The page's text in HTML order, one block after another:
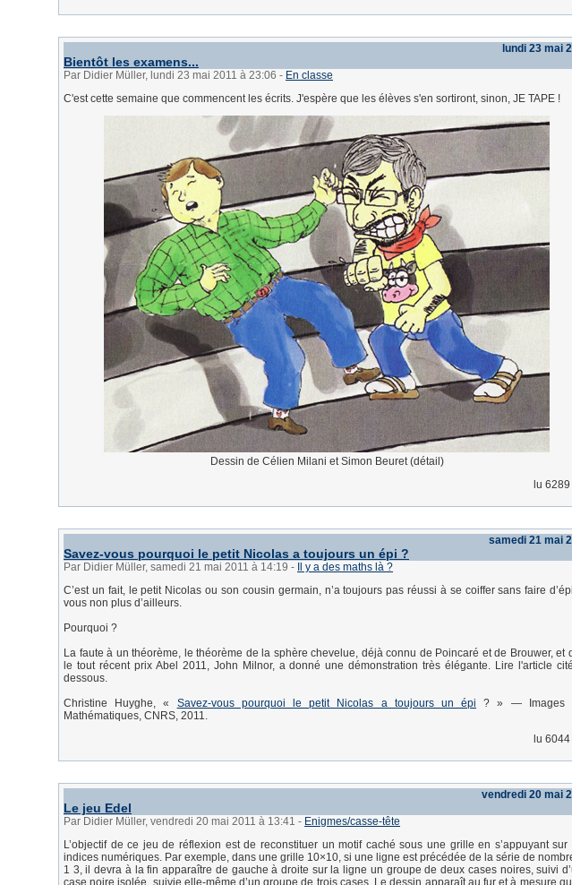
lundi 23 mai
Bientôt les examens...
Par Didier Müller, lundi 23 mai 2011 à 23:06 - En classe
C'est cette semaine que commencent les écrits. J'espère que les élèves s'en sortiront, sinon, JE TAPE !
Dessin de Célien Milani et Simon Beuret (détail)
lu
samedi 21 mai
Savez-vous pourquoi le petit Nicolas a toujours un épi ?
Par Didier Müller, samedi 21 mai 2011 à 14:19 -
Il y a des maths là ?
C’est un fait, le petit Nicolas ou son cousin germain, n’a toujours pas réussi à se coiffer sans faire
vous non plus d’ailleurs.
Pourquoi ?
La faute à un théorème, le théorème de la sphère chevelue, déjà connu de Poincaré et de Brouwer, et
le tout récent prix Abel 2011, John Milnor, a donné une démonstration très élégante. Lire l'article
dessous.
Christine Huyghe, « Savez-vous pourquoi le petit Nicolas a toujours un épi ? » — Images
Mathématiques, CNRS, 2011.
lu
vendredi 20 mai
Le jeu Edel
Par Didier Müller, vendredi 20 mai 2011 à 13:41 - Enigmes/casse-tête
L’objectif de ce jeu de réflexion est de reconstituer un motif caché sous une grille en s’appuyant sur
indices numériques. Par exemple, dans une grille 10×10, si une ligne est précédée de la série de
1 3, il devra à la fin apparaître de gauche à droite sur la ligne un groupe de deux cases noires, suivi
case noire isolée, suivie elle-même d’un groupe de trois cases. Le dessin apparaît au fur et à mesure